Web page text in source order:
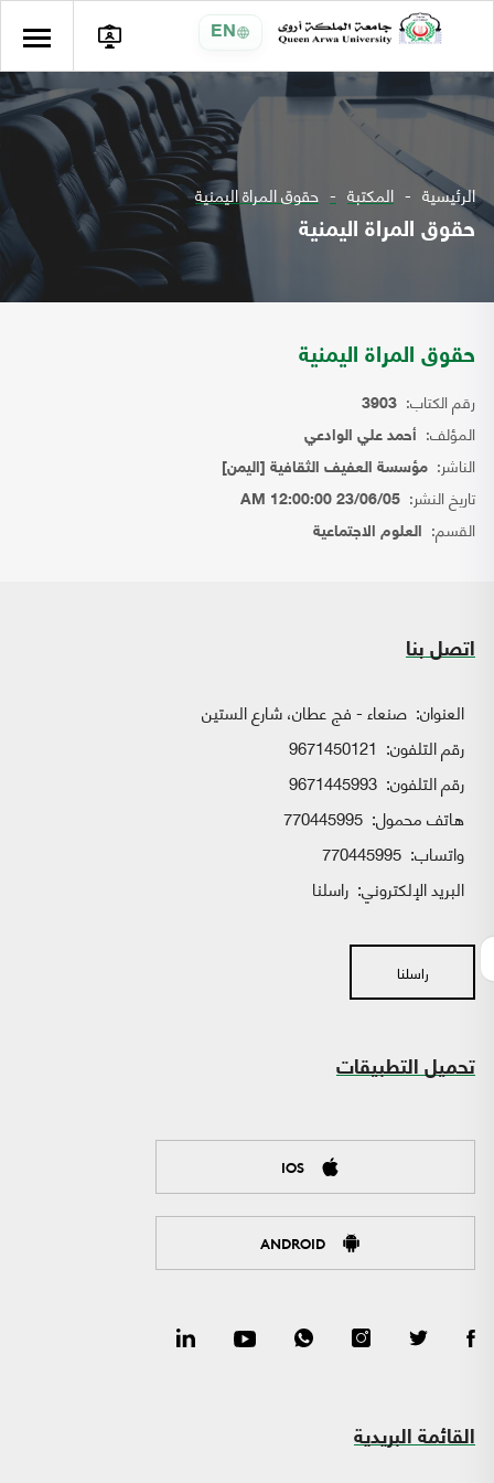
EN
الرئيسية المكتبة حقوق المراة اليمنية
حقوق المراة اليمنية
حقوق المراة اليمنية
رقم الكتاب: 3903
المؤلف: أحمد علي الوادعي
الناشر: مؤسسة العفيف الثقافية [اليمن]
تاريخ النشر: 23/06/05 12:00:00 AM
القسم: العلوم الاجتماعية
اتصل بنا
العنوان: صنعاء - فج عطان، شارع الستين
رقم التلفون: 9671450121
رقم التلفون: 9671445993
هاتف محمول: 770445995
واتساب:
البريد الإلكتروني: راسلنا
راسلنا
تحميل التطبيقات
IOS
ANDROID
القائمة البريدية